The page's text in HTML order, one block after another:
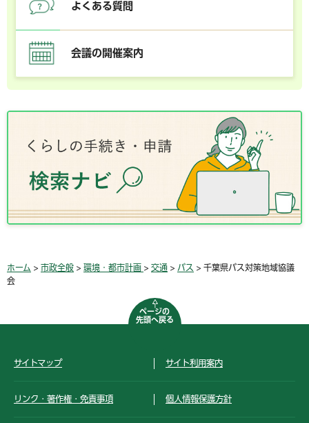
よくある質問
会議の開催案内
ホーム > 市政全般 > 環境・都市計画 > 交通 > バス > 千葉県バス対策地域協議
会
ページの
先頭へ戻る
サイトマップ サイト利用案内
リンク・著作権・免責事項 個人情報保護方針